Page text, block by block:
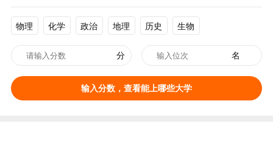
物理 化学 政治 地理 历史 生物
分 名
输入分数，查看能上哪些大学